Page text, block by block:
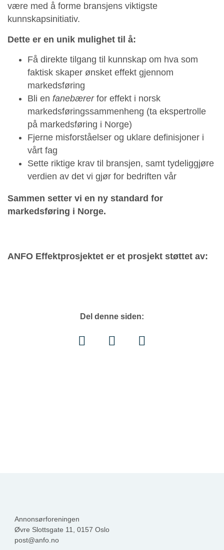
være med å forme bransjens viktigste
kunnskapsinitiativ.
Dette er en unik mulighet til å:
Få direkte tilgang til kunnskap om hva som
faktisk skaper ønsket effekt gjennom
markedsføring
Bli en fanebærer for effekt i norsk
markedsføringssammenheng (ta ekspertrolle
på markedsføring i Norge)
Fjerne misforståelser og uklare definisjoner i
vårt fag
Sette riktige krav til bransjen, samt tydeliggjøre
verdien av det vi gjør for bedriften vår
Sammen setter vi en ny standard for
markedsføring i Norge.
ANFO Effektprosjektet er et prosjekt støttet av:
Del denne siden:
Annonsørforeningen
Øvre Slottsgate 11, 0157 Oslo
post@anfo.no